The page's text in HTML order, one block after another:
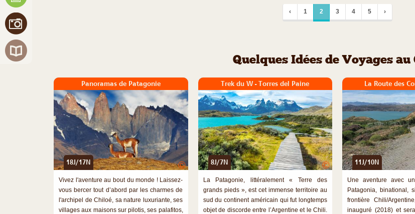
‹ 1 2 3 4 5 ›
Quelques Idées de Voyages
Panoramas de Patagonie
18J/17N ©
Vivez l'aventure au bout du monde ! Laissez-
vous bercer tout d’abord par les charmes de
l'archipel de Chiloé, sa nature luxuriante, ses
villages aux maisons sur pilotis, ses palafitos,
Trek du W - Torres del Paine
8J/7N ©
La Patagonie, littéralement « Terre des
grands pieds », est cet immense territoire au
sud du continent américain qui fut longtemps
objet de discorde entre l’Argentine et le Chili.
La Route des
11J/10N
Une aventure avec
Patagonia, binational,
frontière Chili/
inauguré (2018) et